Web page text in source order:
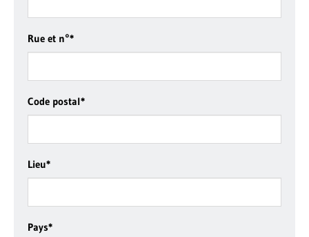
Rue et n°*
Code postal*
Lieu*
Pays*